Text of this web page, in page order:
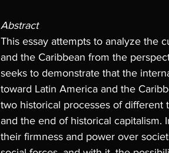
Abstract
This essay attempts to analyze the
and the Caribbean from the
seeks to demonstrate that the
toward Latin America and the
two historical processes of
and the end of historical capitalism.
their firmness and power over